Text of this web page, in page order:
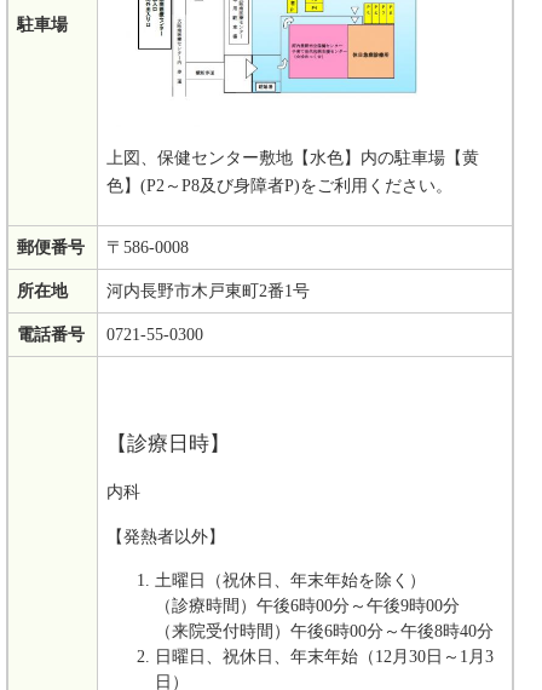
駐車場
上図、保健センター敷地【水色】内の駐車場【黄
色】(P2～P8及び身障者P)をご利用ください。
郵便番号 〒586-0008
所在地 河内長野市木戸東町2番1号
電話番号 0721-55-0300
【診療日時】
内科
【発熱者以外】
土曜日（祝休日、年末年始を除く）
（診療時間）午後6時00分～午後9時00分
（来院受付時間）午後6時00分～午後8時40分
日曜日、祝休日、年末年始（12月30日～1月3
日）